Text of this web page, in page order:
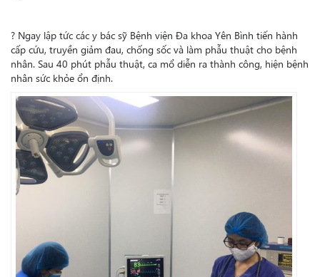
? Ngay lập tức các y bác sỹ Bệnh viện Đa khoa Yên Bình tiến hành
cấp cứu, truyền giảm đau, chống sốc và làm phẫu thuật cho bệnh
nhân. Sau 40 phút phẫu thuật, ca mổ diễn ra thành công, hiện bệnh
nhân sức khỏe ổn định.